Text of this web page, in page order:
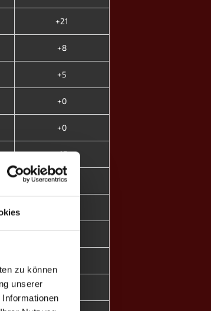
zu können
unserer
+21
+8
+5
+0
+0
-15
-13
+0